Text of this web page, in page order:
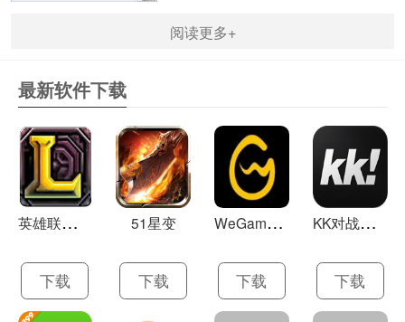
阅读更多+
最新软件下载
英
雄联盟LOL 13.21
下载
51星变
下载
W
eGame(腾讯游戏平台TGP) 5.10.19.1000
下载
K
K对战平台 1.0.1
下载